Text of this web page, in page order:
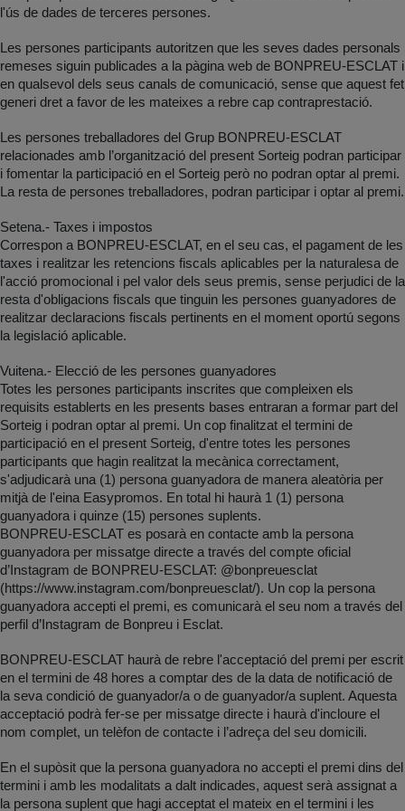
l'ús de dades de terceres persones.
Les persones participants autoritzen que les seves dades personals
remeses siguin publicades a la pàgina web de BONPREU-ESCLAT i
en qualsevol dels seus canals de comunicació, sense que aquest fet
generi dret a favor de les mateixes a rebre cap contraprestació.
Les persones treballadores del Grup BONPREU-ESCLAT
relacionades amb l’organització del present Sorteig podran participar
i fomentar la participació en el Sorteig però no podran optar al premi.
La resta de persones treballadores, podran participar i optar al premi.
Setena.- Taxes i impostos
Correspon a BONPREU-ESCLAT, en el seu cas, el pagament de les
taxes i realitzar les retencions fiscals aplicables per la naturalesa de
l'acció promocional i pel valor dels seus premis, sense perjudici de la
resta d'obligacions fiscals que tinguin les persones guanyadores de
realitzar declaracions fiscals pertinents en el moment oportú segons
la legislació aplicable.
Vuitena.- Elecció de les persones guanyadores
Totes les persones participants inscrites que compleixen els
requisits establerts en les presents bases entraran a formar part del
Sorteig i podran optar al premi. Un cop finalitzat el termini de
participació en el present Sorteig, d'entre totes les persones
participants que hagin realitzat la mecànica correctament,
s'adjudicarà una (1) persona guanyadora de manera aleatòria per
mitjà de l'eina Easypromos. En total hi haurà 1 (1) persona
guanyadora i quinze (15) persones suplents.
BONPREU-ESCLAT es posarà en contacte amb la persona
guanyadora per missatge directe a través del compte oficial
d’Instagram de BONPREU-ESCLAT: @bonpreuesclat
(https://www.instagram.com/bonpreuesclat/). Un cop la persona
guanyadora accepti el premi, es comunicarà el seu nom a través del
perfil d’Instagram de Bonpreu i Esclat.
BONPREU-ESCLAT haurà de rebre l'acceptació del premi per escrit
en el termini de 48 hores a comptar des de la data de notificació de
la seva condició de guanyador/a o de guanyador/a suplent. Aquesta
acceptació podrà fer-se per missatge directe i haurà d'incloure el
nom complet, un telèfon de contacte i l’adreça del seu domicili.
En el supòsit que la persona guanyadora no accepti el premi dins del
termini i amb les modalitats a dalt indicades, aquest serà assignat a
la persona suplent que hagi acceptat el mateix en el termini i les